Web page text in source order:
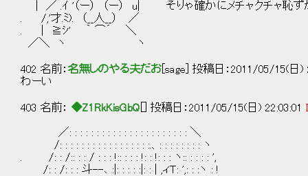
| ／ .ｲ '（ー） （ー） u| そりゃ確かにメチャクチャ恥
. /,'才.ﾐ). （__人__） ／
. | ≧ｼ' ｀ ⌒´ ＼
／＼ ヽ ヽ
402 名前： 名無しのやる夫だお [sage] 投稿日：2011/05/15(日)
わーい
403 名前： ◆Z1RkKisGbQ [] 投稿日：2011/05/15(日) 22:03:01
／: : : : : : : : : : : : : : : : : : : : : : ＼
/: : : : : : : : : : : : : : : : :.、: : : : : : : : ヽ
. /: : /:: : : / : : : !:: : : : !: : !: : : ヽ:: : : : : ',
/: : /: : : 斗--､ :|: : : : :|: : | ,ィＴ: ',: : :ヽ : !